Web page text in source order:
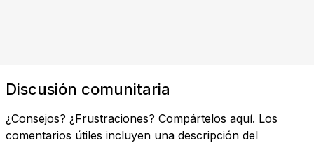
Discusión comunitaria
¿Consejos? ¿Frustraciones? Compártelos aquí. Los
comentarios útiles incluyen una descripción del